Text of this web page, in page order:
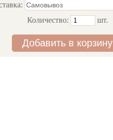
Количество:
шт.
Добавить в корзину